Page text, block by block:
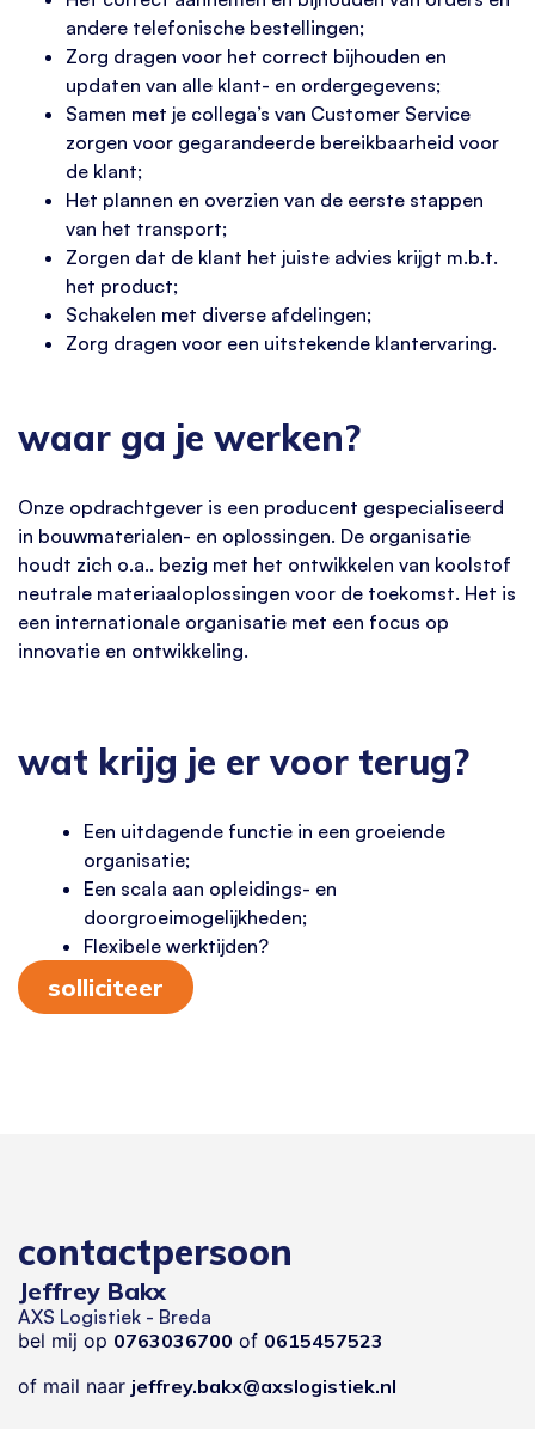
andere telefonische bestellingen;
Zorg dragen voor het correct bijhouden en
updaten van alle klant- en ordergegevens;
Samen met je collega’s van Customer Service
zorgen voor gegarandeerde bereikbaarheid voor
de klant;
Het plannen en overzien van de eerste stappen
van het transport;
Zorgen dat de klant het juiste advies krijgt m.b.t.
het product;
Schakelen met diverse afdelingen;
Zorg dragen voor een uitstekende klantervaring.
waar ga je werken?
Onze opdrachtgever is een producent gespecialiseerd
in bouwmaterialen- en oplossingen. De organisatie
houdt zich o.a.. bezig met het ontwikkelen van koolstof
neutrale materiaaloplossingen voor de toekomst. Het is
een internationale organisatie met een focus op
innovatie en ontwikkeling.
wat krijg je er voor terug?
Een uitdagende functie in een groeiende
organisatie;
Een scala aan opleidings- en
doorgroeimogelijkheden;
Flexibele werktijden?
solliciteer
contactpersoon
Jeffrey Bakx
AXS Logistiek - Breda
bel mij op 0763036700 of 0615457523
of mail naar jeffrey.bakx@axslogistiek.nl